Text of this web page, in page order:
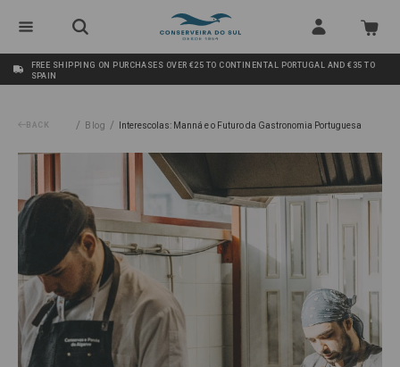
FREE SHIPPING ON PURCHASES OVER €25 TO CONTINENTAL PORTUGAL AND €35 TO
SPAIN
BACK / Blog / Interescolas: Manná e o Futuro da Gastronomia Portuguesa